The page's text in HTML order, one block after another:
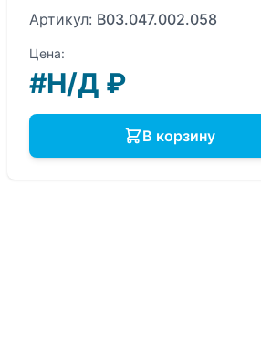
Артикул: B03.047.002.058
Цена:
#Н/Д ₽
В корзину